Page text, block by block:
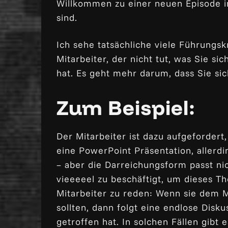
Willkommen zu einer neuen Episode
sind.
Ich sehe tatsächliche viele
Mitarbeiter, der nicht tut, was Sie
hat. Es geht mehr darum, dass Sie
Zum Beispiel:
Der Mitarbeiter ist dazu
eine PowerPoint Präsentation,
– aber die Darreichungsform passt
vieeeeel zu beschäftigt, um dieses
Mitarbeiter zu reden: Wenn sie dem
sollten, dann folgt eine endlose
getroffen hat. In solchen Fällen gibt